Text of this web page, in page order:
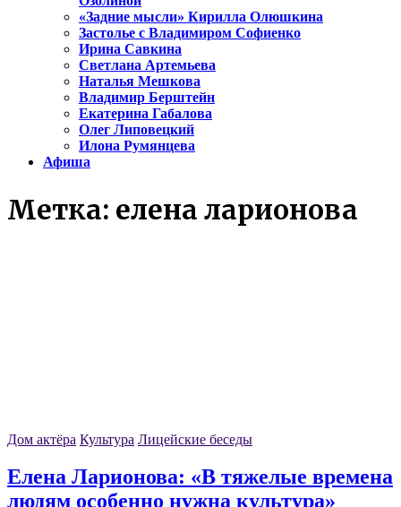
«Задние мысли» Кирилла Олюшкина
Застолье с Владимиром Софиенко
Ирина Савкина
Светлана Артемьева
Наталья Мешкова
Владимир Берштейн
Екатерина Габалова
Олег Липовецкий
Илона Румянцева
Афиша
Метка: елена ларионова
Дом актёра Культура Лицейские беседы
Елена Ларионова: «В тяжелые времена
людям особенно нужна культура»